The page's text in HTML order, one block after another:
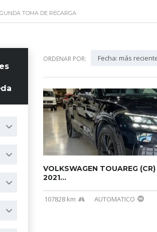
TOMA DE RECARGA
ORDENAR POR: Fecha: más
VOLKSWAGEN TOUAREG
2021...
107828 km AUTOMATICO